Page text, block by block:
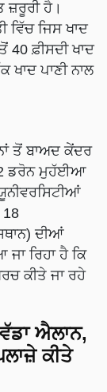
ਹੈ।
ਵਿੱਚ ਜਿਸ ਖਾਦ
40 ਫ਼ੀਸਦੀ ਖਾਦ
ਖਾਦ ਪਾਣੀ ਨਾਲ
ਤੋਂ ਬਾਅਦ ਕੇਂਦਰ
ਡਰੋਨ ਮੁਹੱਈਆ
18
ਦੀਆਂ
ਰਿਹਾ ਹੈ ਕਿ
ਕੀਤੇ ਜਾ ਰਹੇ
ਐਲਾਨ,
ਕੀਤੇ